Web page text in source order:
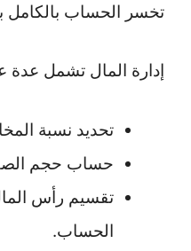
تخسر الحساب بالكامل
إدارة المال تشمل عدة
تحديد نسبة
حساب حجم
تقسيم رأس
الحساب.